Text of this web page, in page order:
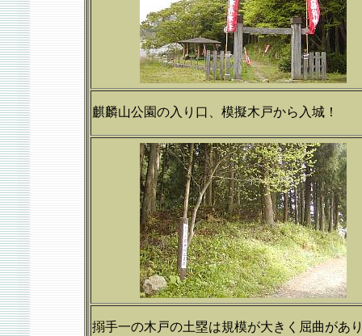
麒麟山公園の入り口、模擬木戸から入城！
搦手一の木戸の土塁は規模が大きく屈曲があ